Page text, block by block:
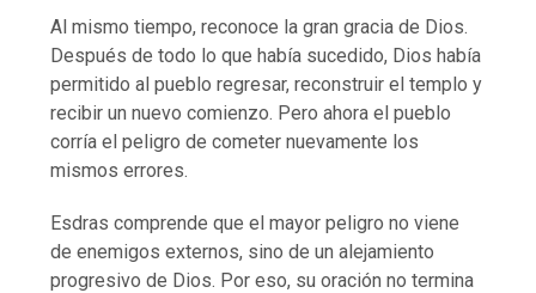
Al mismo tiempo, reconoce la gran gracia de Dios.
Después de todo lo que había sucedido, Dios había
permitido al pueblo regresar, reconstruir el templo y
recibir un nuevo comienzo. Pero ahora el pueblo
corría el peligro de cometer nuevamente los
mismos errores.
Esdras comprende que el mayor peligro no viene
de enemigos externos, sino de un alejamiento
progresivo de Dios. Por eso, su oración no termina